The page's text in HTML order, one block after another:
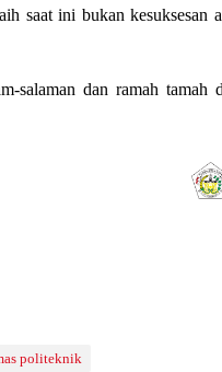
saat ini bukan kesuksesan
salaman dan ramah tamah
politeknik